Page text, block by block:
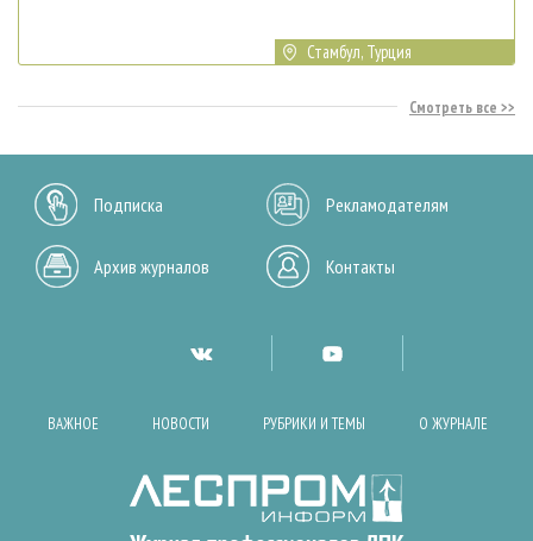
Стамбул, Турция
Смотреть все
Подписка Рекламодателям
Архив журналов Контакты
ВАЖНОЕ НОВОСТИ РУБРИКИ И ТЕМЫ О ЖУРНАЛЕ